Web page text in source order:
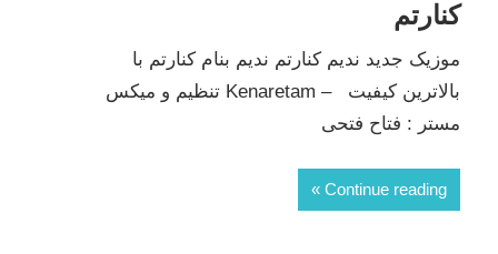
کنارتم
موزیک جدید ندیم کنارتم ندیم بنام کنارتم با
بالاترین کیفیت – Kenaretam تنظیم و میکس
مستر : فتاح فتحی
Continue reading